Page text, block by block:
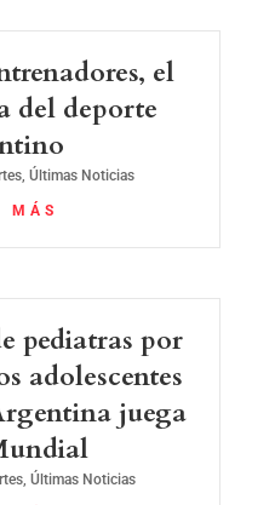
el
del deporte
, Últimas Noticias
MÁS
pediatras por
adolescentes
juega
, Últimas Noticias